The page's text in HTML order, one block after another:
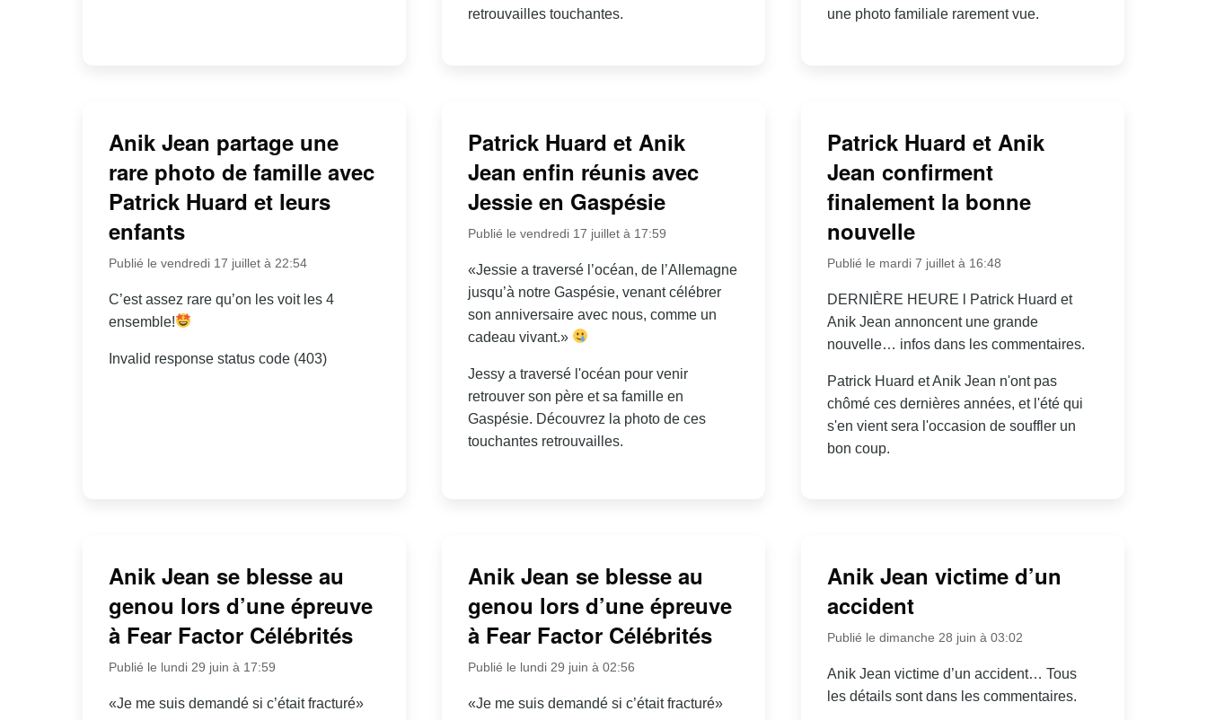
retrouvailles touchantes.
une photo familiale rarement vue.
Anik Jean partage une
rare photo de famille avec
Patrick Huard et leurs
enfants
Publié le vendredi 17 juillet à 22:54
C’est assez rare qu’on les voit les 4
ensemble!
Invalid response status code (403)
Patrick Huard et Anik
Jean enfin réunis avec
Jessie en Gaspésie
Publié le vendredi 17 juillet à 17:59
«Jessie a traversé l’océan, de l’Allemagne
jusqu’à notre Gaspésie, venant célébrer
son anniversaire avec nous, comme un
cadeau vivant.»
Jessy a traversé l'océan pour venir
retrouver son père et sa famille en
Gaspésie. Découvrez la photo de ces
touchantes retrouvailles.
Patrick Huard et Anik
Jean confirment
finalement la bonne
nouvelle
Publié le mardi 7 juillet à 16:48
DERNIÈRE HEURE l Patrick Huard et
Anik Jean annoncent une grande
nouvelle… infos dans les commentaires.
Patrick Huard et Anik Jean n'ont pas
chômé ces dernières années, et l'été qui
s'en vient sera l'occasion de souffler un
bon coup.
Anik Jean se blesse au
genou lors d’une épreuve
à Fear Factor Célébrités
Publié le lundi 29 juin à 17:59
«Je me suis demandé si c’était fracturé»
Anik Jean se blesse au
genou lors d’une épreuve
à Fear Factor Célébrités
Publié le lundi 29 juin à 02:56
«Je me suis demandé si c’était fracturé»
Anik Jean victime d’un
accident
Publié le dimanche 28 juin à 03:02
Anik Jean victime d’un accident… Tous
les détails sont dans les commentaires.